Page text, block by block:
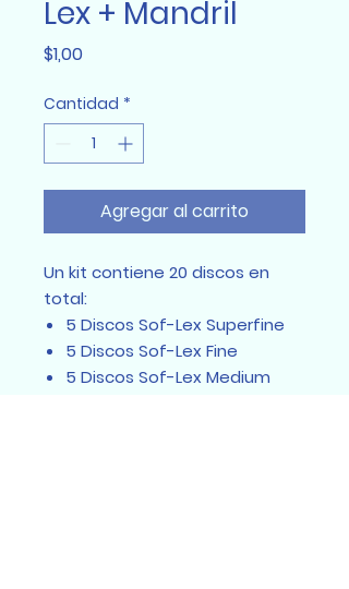
Lex + Mandril
$1,00Precio
Cantidad *
Agregar al carrito
Un kit contiene 20 discos en
total:
5 Discos Sof-Lex Superfine
5 Discos Sof-Lex Fine
5 Discos Sof-Lex Medium